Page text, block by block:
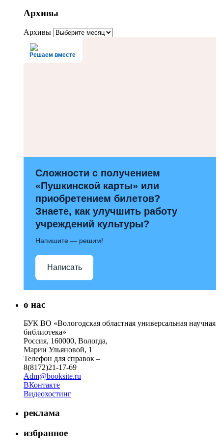
Архивы
Архивы
Решаем вместе
Сложности с получением
«Пушкинской карты» или
приобретением билетов?
Знаете, как улучшить работу
учреждений культуры?
Напишите — решим!
Написать
о нас
БУК ВО «Вологодская областная универсальная научная
библиотека»
Россия, 160000, Вологда,
Марии Ульяновой, 1
Телефон для справок –
8(8172)21-17-69
Adm@booksite.ru
ВКонтакте
Видеохостинг
реклама
избранное